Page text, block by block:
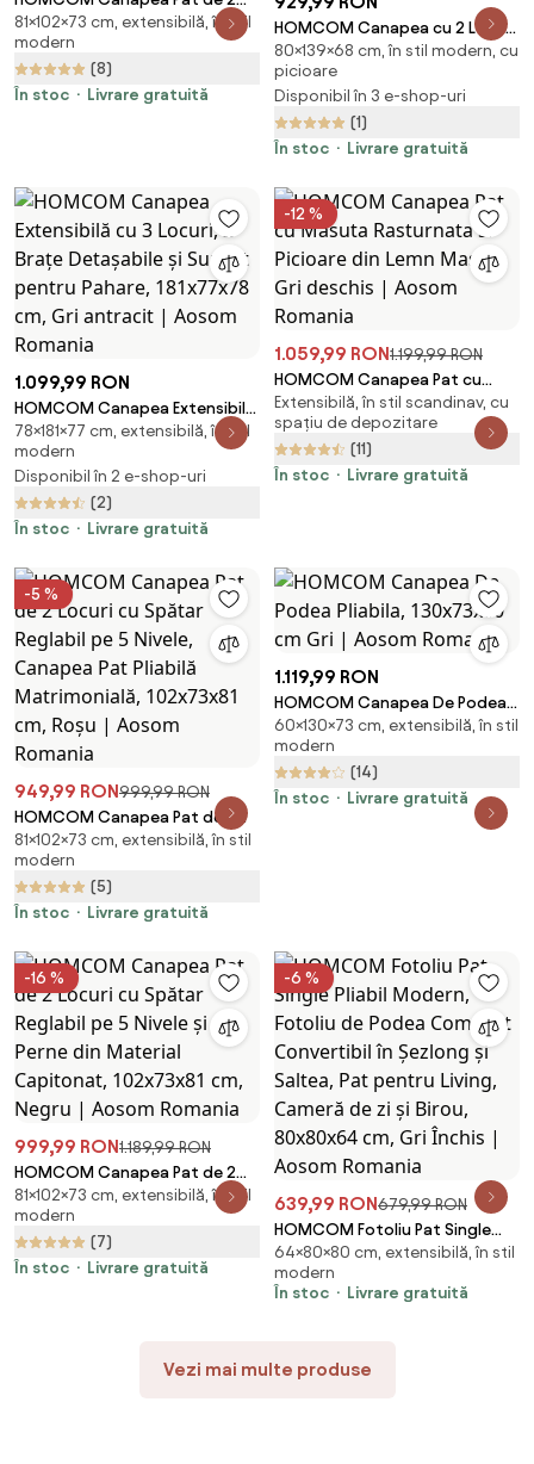
Locuri cu Spătar Reglabil pe 5
Nivele, Canapea Pat Pliabilă cu 2
Perne, 102x73x81 cm, Verde |
Aosom Romania
81×102×73 cm, extensibilă, în stil
modern
(8)
În stoc
Livrare gratuită
HOMCOM Canapea cu 2 Locuri
din Material Textil cu Perne
Capitonate, Canapea
Modernă cu 2 Locuri cu Picioare
din Oțel 139x68x80cm, Gri |
Aosom Romania
80×139×68 cm, în stil modern, cu
picioare
Disponibil în 3 e-shop-uri
(1)
În stoc
Livrare gratuită
1.099,99 RON
HOMCOM Canapea Extensibilă
cu 3 Locuri, 2 Brațe Detașabile
și Suport pentru Pahare,
181x77x78 cm, Gri antracit |
Aosom Romania
78×181×77 cm, extensibilă, în stil
modern
Disponibil în 2 e-shop-uri
(2)
În stoc
Livrare gratuită
-12 %
1.059,99 RON1.199,99 RON
HOMCOM Canapea Pat cu
Masuta Rasturnata si Picioare
din Lemn Masiv Gri deschis |
Aosom Romania
Extensibilă, în stil scandinav, cu
spațiu de depozitare
(11)
În stoc
Livrare gratuită
-5 %
949,99 RON999,99 RON
HOMCOM Canapea Pat de 2
Locuri cu Spătar Reglabil pe 5
Nivele, Canapea Pat Pliabilă
Matrimonială, 102x73x81 cm,
Roșu | Aosom Romania
81×102×73 cm, extensibilă, în stil
modern
(5)
În stoc
Livrare gratuită
1.119,99 RON
HOMCOM Canapea De Podea
Pliabila, 130x73x60 cm Gri |
Aosom Romania
60×130×73 cm, extensibilă, în stil
modern
(14)
În stoc
Livrare gratuită
-16 %
999,99 RON1.189,99 RON
HOMCOM Canapea Pat de 2
Locuri cu Spătar Reglabil pe 5
Nivele și 2 Perne din Material
Capitonat, 102x73x81 cm,
Negru | Aosom Romania
81×102×73 cm, extensibilă, în stil
modern
(7)
În stoc
Livrare gratuită
-6 %
639,99 RON679,99 RON
HOMCOM Fotoliu Pat Single
Pliabil Modern, Fotoliu de Podea
Compact Convertibil în
Șezlong și Saltea, Pat pentru
Aosom Romania
64×80×80 cm, extensibilă, în stil
modern
În stoc
Livrare gratuită
Vezi mai multe produse